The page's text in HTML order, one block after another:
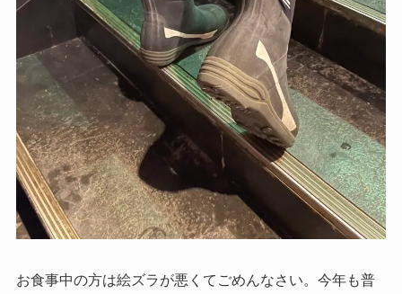
お食事中の方は絵ズラが悪くてごめんなさい。今年も普